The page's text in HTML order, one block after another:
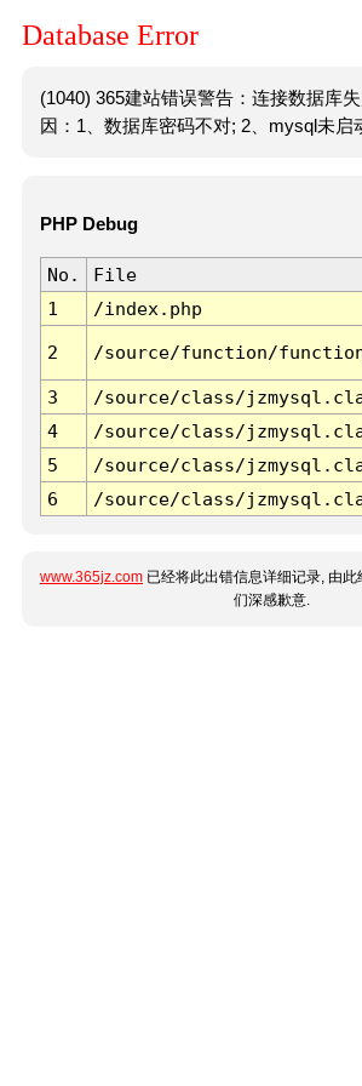
Database Error
(1040) 365建站错误警告：连接数据库
因：1、数据库密码不对; 2、mysql未启
PHP Debug
No. File
1
/index.php
2 /source/function/
3 /source/class/
4
/source/class/
5
/source/class/
6
/source/class/
www.365jz.com 已经将此出错信息详细记录, 由
们深感歉意.